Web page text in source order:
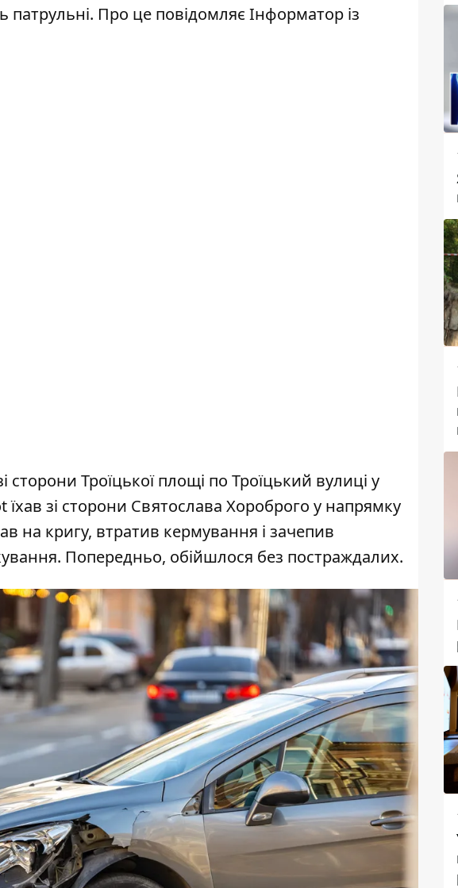
патрульні. Про це повідомляє Інформатор із
Троїцької площі по Троїцький вулиці у
зі сторони Святослава Хороброго у напрямку
на кригу, втратив кермування і зачепив
Попередньо, обійшлося без постраждалих.